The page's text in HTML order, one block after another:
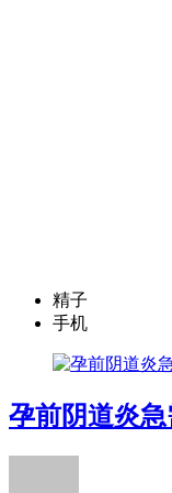
精子
手机
孕前阴道炎